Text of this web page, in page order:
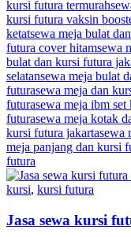
kursi futura termurah
kursi futura vaksin
ketatsewa meja bulat
futura cover hitamsewa
bulat dan kursi futura
selatansewa meja bulat
futurasewa meja dan
futurasewa meja ibm set
futurasewa meja kotak
kursi futura jakartasewa
meja panjang dan kursi
futura
kursi, kursi futura
Jasa sewa kursi